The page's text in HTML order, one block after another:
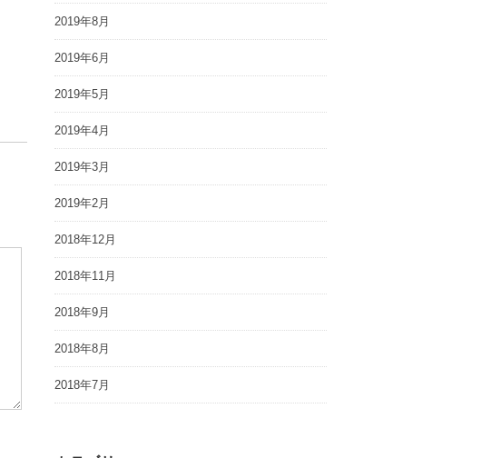
2019年8月
2019年6月
2019年5月
2019年4月
2019年3月
2019年2月
2018年12月
2018年11月
2018年9月
2018年8月
2018年7月